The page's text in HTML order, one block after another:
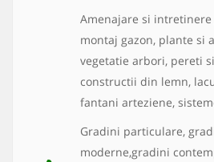
Amenajare si
montaj gazon, plante si
vegetatie arbori, pereti
constructii din lemn,
fantani arteziene,
Gradini particulare,
moderne,gradini